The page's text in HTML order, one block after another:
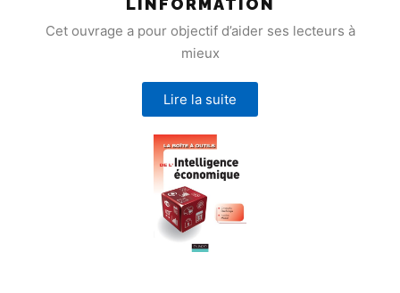
LINFORMATION
Cet ouvrage a pour objectif d’aider ses lecteurs à
mieux
Lire la suite